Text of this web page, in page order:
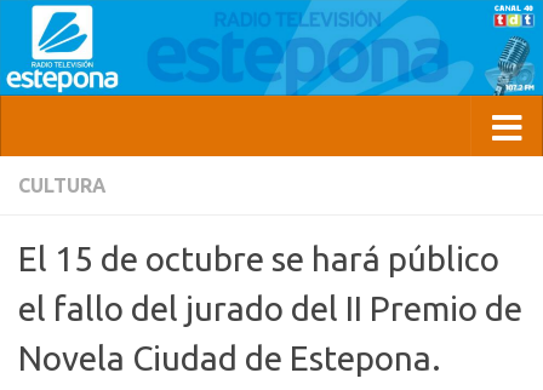
CULTURA
El 15 de octubre se hará público
el fallo del jurado del II Premio de
Novela Ciudad de Estepona.